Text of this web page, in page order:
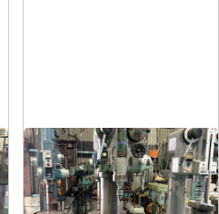
直立ボール盤
メーカー 吉田